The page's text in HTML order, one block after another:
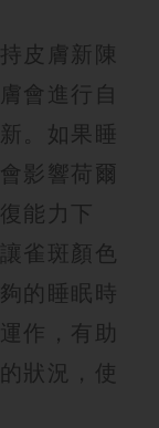
皮膚新陳
會進行自
。如果睡
影響荷爾
能力下
雀斑顏色
的睡眠時
作，有助
狀況，使